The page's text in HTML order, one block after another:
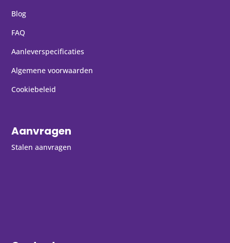
Blog
FAQ
Aanleverspecificaties
Algemene voorwaarden
Cookiebeleid
Aanvragen
Stalen aanvragen